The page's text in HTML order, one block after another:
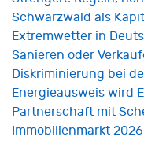
Schwarzwald als
Extremwetter in
Sanieren oder
Diskriminierung bei
Energieausweis wird
Partnerschaft mit
Immobilienmarkt 2026